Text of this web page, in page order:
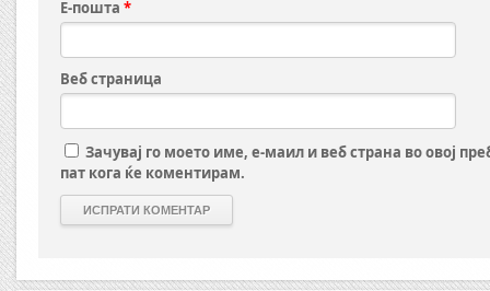
Е-пошта *
Веб страница
Зачувај го моето име, е-маил и веб страна во овој
пат кога ќе коментирам.